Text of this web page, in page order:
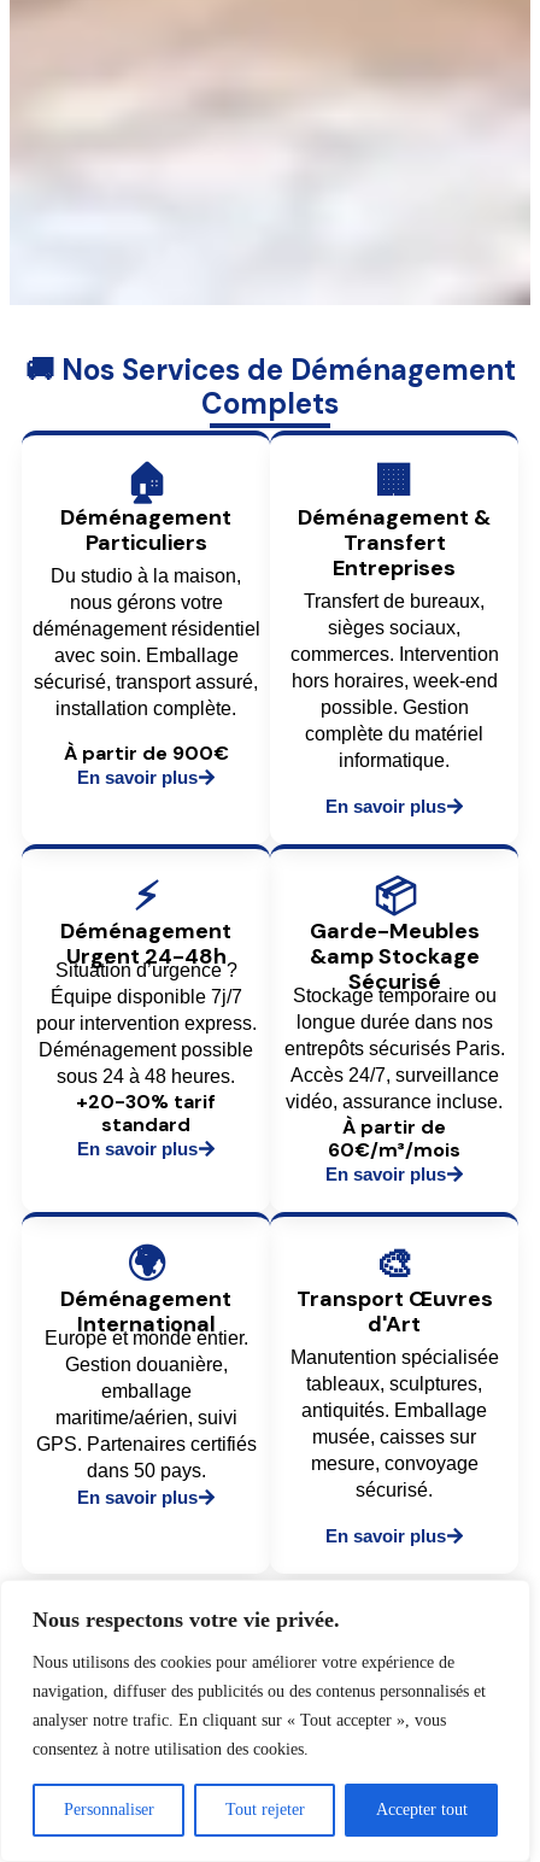
Nous respectons votre vie privée.
Nous utilisons des cookies pour améliorer votre expérience de
navigation, diffuser des publicités ou des contenus personnalisés et
analyser notre trafic. En cliquant sur « Tout accepter », vous
consentez à notre utilisation des cookies.
Personnaliser Tout rejeter Accepter tout
🚚 Nos Services de Déménagement
Complets
🏠
Déménagement
Particuliers
Du studio à la maison,
nous gérons votre
déménagement résidentiel
avec soin. Emballage
sécurisé, transport assuré,
installation complète.
À partir de 900€
En savoir plus
🏢
Déménagement &
Transfert
Entreprises
Transfert de bureaux,
sièges sociaux,
commerces. Intervention
hors horaires, week-end
possible. Gestion
complète du matériel
informatique.
En savoir plus
⚡
Déménagement
Urgent 24-48h
Situation d’urgence ?
Équipe disponible 7j/7
pour intervention express.
Déménagement possible
sous 24 à 48 heures.
+20-30% tarif
standard
En savoir plus
📦
Garde-Meubles
&amp Stockage
Sécurisé
Stockage temporaire ou
longue durée dans nos
entrepôts sécurisés Paris.
Accès 24/7, surveillance
vidéo, assurance incluse.
À partir de
60€/m³/mois
En savoir plus
🌍
Déménagement
International
Europe et monde entier.
Gestion douanière,
emballage
maritime/aérien, suivi
GPS. Partenaires certifiés
dans 50 pays.
En savoir plus
🎨
Transport Œuvres
d'Art
Manutention spécialisée
tableaux, sculptures,
antiquités. Emballage
musée, caisses sur
mesure, convoyage
sécurisé.
En savoir plus
🎯 Services Spécialisés Blondeau
Expertise unique pour vos besoins spécifiques
🎹
Transport Piano
🏺
Déménagement
Antiquités